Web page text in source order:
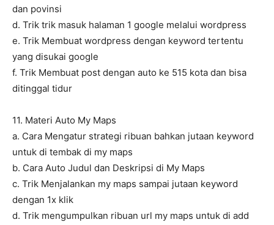
dan povinsi
d. Trik trik masuk halaman 1 google melalui wordpress
e. Trik Membuat wordpress dengan keyword tertentu
yang disukai google
f. Trik Membuat post dengan auto ke 515 kota dan bisa
ditinggal tidur
11. Materi Auto My Maps
a. Cara Mengatur strategi ribuan bahkan jutaan keyword
untuk di tembak di my maps
b. Cara Auto Judul dan Deskripsi di My Maps
c. Trik Menjalankan my maps sampai jutaan keyword
dengan 1x klik
d. Trik mengumpulkan ribuan url my maps untuk di add